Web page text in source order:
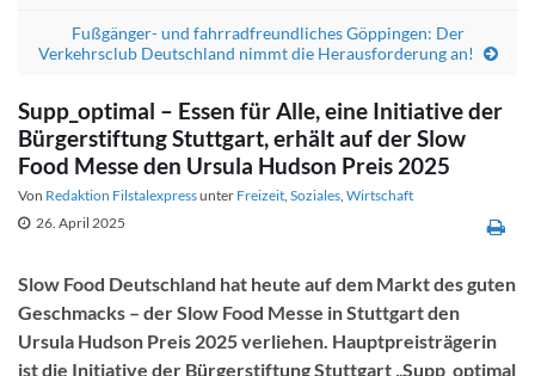
Fußgänger- und fahrradfreundliches Göppingen: Der
Verkehrsclub Deutschland nimmt die Herausforderung an!
Supp_optimal – Essen für Alle, eine Initiative der
Bürgerstiftung Stuttgart, erhält auf der Slow
Food Messe den Ursula Hudson Preis 2025
Von Redaktion Filstalexpressunter Freizeit, Soziales, Wirtschaft
26. April 2025
Slow Food Deutschland hat heute auf dem Markt des guten
Geschmacks – der Slow Food Messe in Stuttgart den
Ursula Hudson Preis 2025 verliehen. Hauptpreisträgerin
ist die Initiative der Bürgerstiftung Stuttgart „Supp_optimal